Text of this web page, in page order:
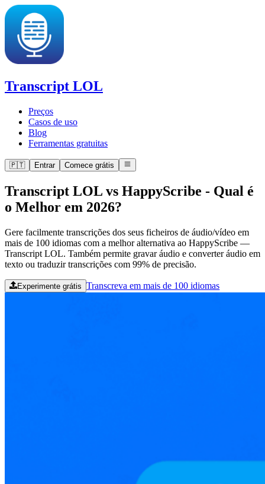
Transcript LOL
Preços
Casos de uso
Blog
Ferramentas gratuitas
🇵🇹 Entrar Comece grátis
Transcript LOL vs HappyScribe - Qual é
o Melhor em 2026?
Gere facilmente transcrições dos seus ficheiros de áudio/vídeo em
mais de 100 idiomas com a melhor alternativa ao HappyScribe —
Transcript LOL. Também permite gravar áudio e converter áudio em
texto ou traduzir transcrições com 99% de precisão.
Experimente grátis Transcreva em mais de 100 idiomas